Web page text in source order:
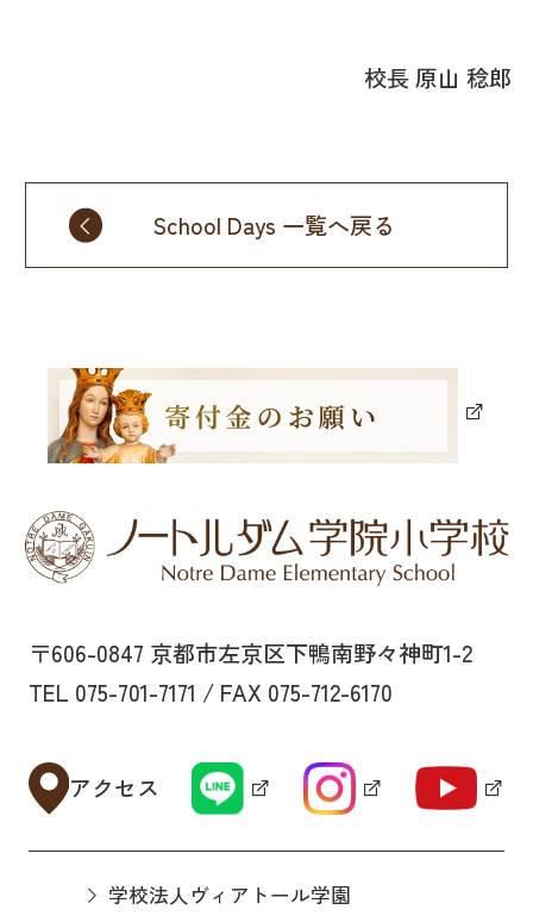
校長 原山 稔郎
School Days 一覧へ戻る
〒606-0847 京都市左京区下鴨南野々神町1-2
TEL 075-701-7171 / FAX 075-712-6170
アクセス
学校法人ヴィアトール学園